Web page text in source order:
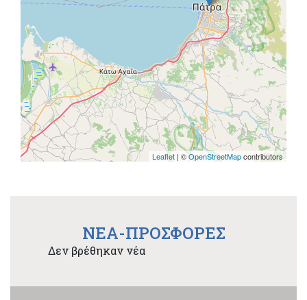
Leaflet | ©OpenStreetMapcontributors
NEA-ΠΡΟΣΦΟΡΕΣ
Δεν βρέθηκαν νέα